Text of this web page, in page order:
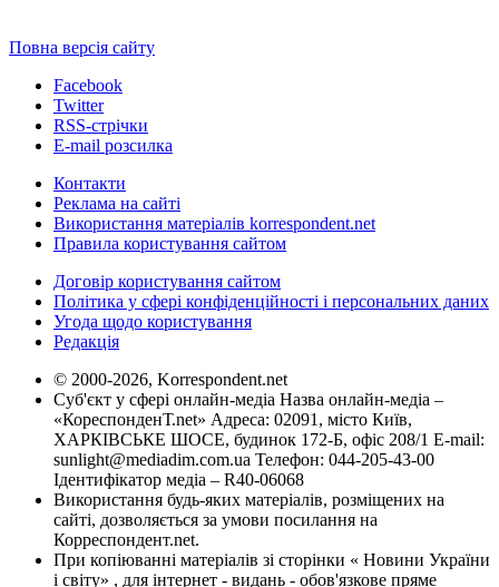
Повна версія сайту
Facebook
Twitter
RSS-стрічки
E-mail розсилка
Контакти
Реклама на сайті
Використання матеріалів korrespondent.net
Правила користування сайтом
Договір користування сайтом
Політика у сфері конфіденційності і персональних даних
Угода щодо користування
Редакція
© 2000-2026, Korrespondent.net
Суб'єкт у сфері онлайн-медіа Назва онлайн-медіа –
«КореспонденТ.net» Адреса: 02091, місто Київ,
ХАРКІВСЬКЕ ШОСЕ, будинок 172-Б, офіс 208/1 E-mail:
sunlight@mediadim.com.ua Телефон: 044-205-43-00
Ідентифікатор медіа – R40-06068
Використання будь-яких матеріалів, розміщених на
сайті, дозволяється за умови посилання на
Корреспондент.net.
При копіюванні матеріалів зі сторінки « Новини України
і світу» , для інтернет - видань - обов'язкове пряме